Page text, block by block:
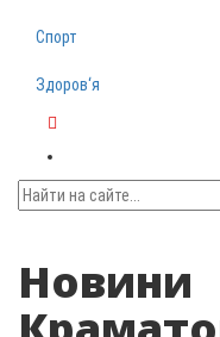
Спорт
Здоров‘я
Новини